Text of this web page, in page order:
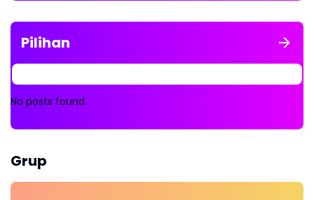
Pilihan
No posts found.
Grup